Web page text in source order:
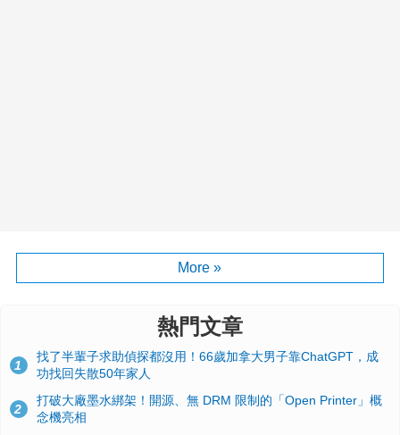
More »
熱門文章
1
找了半輩子求助偵探都沒用！66歲加拿大男子靠ChatGPT，成
功找回失散50年家人
2
打破大廠墨水綁架！開源、無 DRM 限制的「Open Printer」概
念機亮相